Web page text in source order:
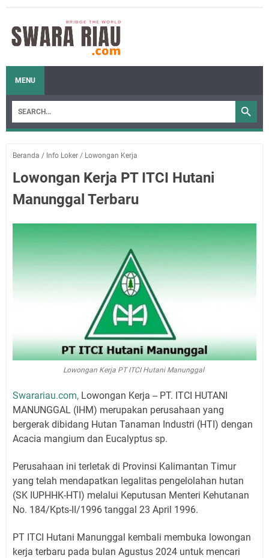
MENU
Beranda / Info Loker / Lowongan Kerja
Lowongan Kerja PT ITCI Hutani
Manunggal Terbaru
Lowongan Kerja PT ITCI Hutani Manunggal
Swarariau.com, Lowongan Kerja -- PT. ITCI HUTANI
MANUNGGAL (IHM) merupakan perusahaan yang
bergerak dibidang Hutan Tanaman Industri (HTI) dengan
Acacia mangium dan Eucalyptus sp.
Perusahaan ini terletak di Provinsi Kalimantan Timur
yang telah mendapatkan legalitas pengelolahan hutan
(SK IUPHHK-HTI) melalui Keputusan Menteri Kehutanan
No. 184/Kpts-II/1996 tanggal 23 April 1996.
PT ITCI Hutani Manunggal kembali membuka lowongan
kerja terbaru pada bulan Agustus 2024 untuk mencari